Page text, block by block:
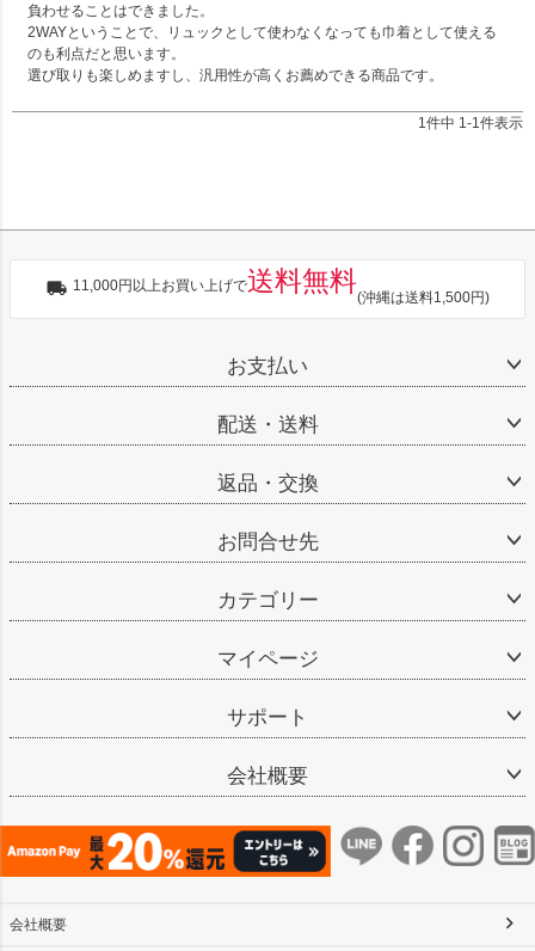
負わせることはできました。
2WAYということで、リュックとして使わなくなっても巾着として使える
のも利点だと思います。
選び取りも楽しめますし、汎用性が高くお薦めできる商品です。
1 件中 1 -1 件表示
11,000円以上お買い上げで送料無料
(沖縄は送料1,500円)
お支払い
配送・送料
返品・交換
お問合せ先
カテゴリー
マイページ
サポート
会社概要
会社概要